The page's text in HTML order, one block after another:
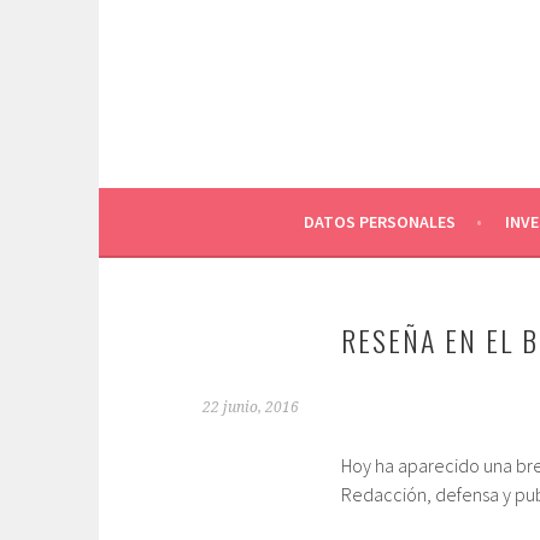
DATOS PERSONALES
RESEÑA EN EL
22 junio, 2016
Hoy ha aparecido una
Redacción, defensa y